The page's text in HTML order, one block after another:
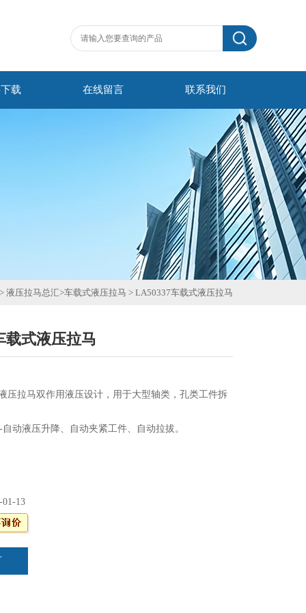
载 在线留言 联系我们
液压拉马总汇>车载式液压拉马 > LA50337车载式液压拉马
载式液压拉马
压拉马双作用液压设计，用于大型轴类，孔类工件拆
动液压升降、自动夹紧工件、自动拉拔。
01-13